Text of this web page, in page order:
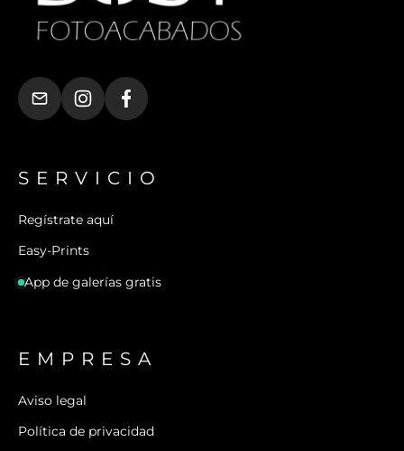
SERVICIO
Regístrate aquí
Easy-Prints
App de galerías gratis
EMPRESA
Aviso legal
Política de privacidad